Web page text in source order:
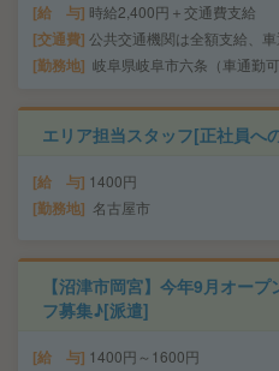
給 与 時給2,400円＋交通費支給
交通費 公共交通機関は全額支給、
勤務地 岐阜県岐阜市六条（車通勤
エリア担当スタッフ[正社員へ
給 与 1400円
勤務地 名古屋市
【沼津市岡宮】今年9月オー
フ募集♪[派遣]
給 与 1400円～1600円